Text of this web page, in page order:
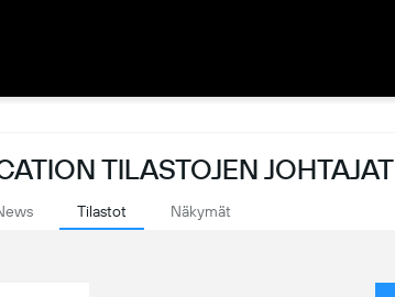
TILASTOJEN JOHTAJAT
Tilastot Näkymät